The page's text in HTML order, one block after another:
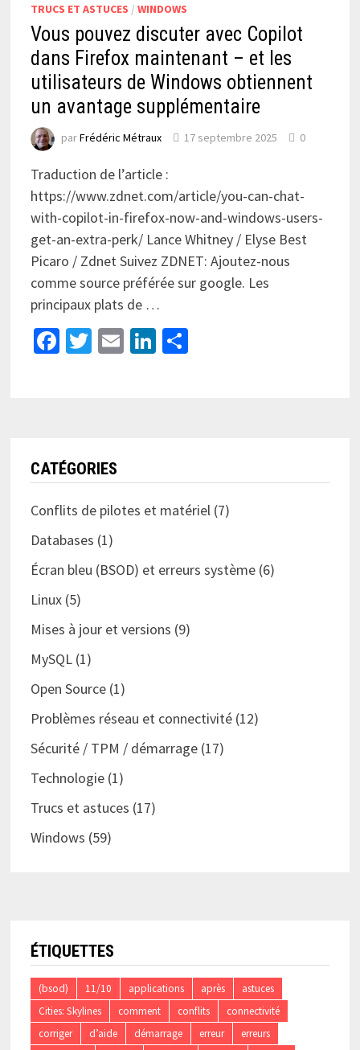
TRUCS ET ASTUCES / WINDOWS
Vous pouvez discuter avec Copilot
dans Firefox maintenant – et les
utilisateurs de Windows obtiennent
un avantage supplémentaire
parFrédéric Métraux 17 septembre 2025 0
Traduction de l’article :
https://www.zdnet.com/article/you-can-chat-
with-copilot-in-firefox-now-and-windows-users-
get-an-extra-perk/ Lance Whitney / Elyse Best
Picaro / Zdnet Suivez ZDNET: Ajoutez-nous
comme source préférée sur google. Les
principaux plats de …
Facebook
Twitter
EmailLinkedIn
Partager
CATÉGORIES
Conflits de pilotes et matériel(7)
Databases (1)
Écran bleu (BSOD) et erreurs système(6)
Linux(5)
Mises à jour et versions (9)
MySQL(1)
Open Source(1)
Problèmes réseau et connectivité(12)
Sécurité / TPM / démarrage(17)
Technologie(1)
Trucs et astuces (17)
Windows (59)
ÉTIQUETTES
(bsod) 11/10 applications après
astuces
Cities: Skylines
comment conflits
connectivité
corriger
d’aide démarrage erreur
erreurs